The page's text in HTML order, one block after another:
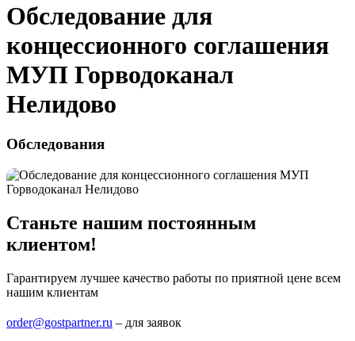
Обследование для
концессионного соглашения
МУП Горводоканал
Нелидово
Обследования
Станьте нашим постоянным
клиентом!
Гарантируем лучшее качество работы по приятной цене всем
нашим клиентам
order@gostpartner.ru – для заявок